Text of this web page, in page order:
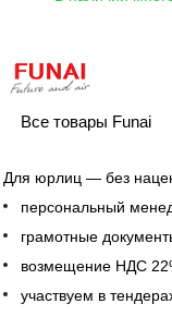
Все товары Funai
Для юрлиц — без
персональный
грамотные
возмещение НДС
участвуем в